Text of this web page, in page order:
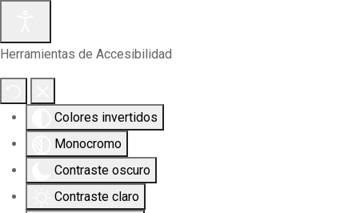
Herramientas de Accesibilidad
Colores invertidos
Monocromo
Contraste oscuro
Contraste claro